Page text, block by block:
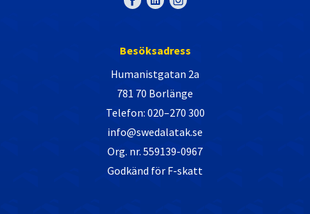
Besöksadress
Humanistgatan 2a
781 70 Borlänge
Telefon: 020–270 300
info@swedalatak.se
Org. nr. 559139-0967
Godkänd för F-skatt